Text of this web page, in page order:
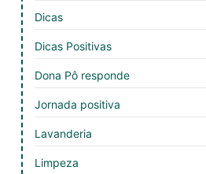
Dicas
Dicas Positivas
Dona Pô responde
Jornada positiva
Lavanderia
Limpeza